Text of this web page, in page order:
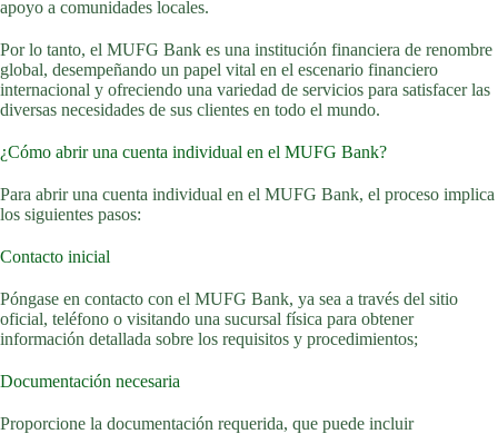
apoyo a comunidades locales.
Por lo tanto, el MUFG Bank es una institución financiera de renombre
global, desempeñando un papel vital en el escenario financiero
internacional y ofreciendo una variedad de servicios para satisfacer las
diversas necesidades de sus clientes en todo el mundo.
¿Cómo abrir una cuenta individual en el MUFG Bank?
Para abrir una cuenta individual en el MUFG Bank, el proceso implica
los siguientes pasos:
Contacto inicial
Póngase en contacto con el MUFG Bank, ya sea a través del sitio
oficial, teléfono o visitando una sucursal física para obtener
información detallada sobre los requisitos y procedimientos;
Documentación necesaria
Proporcione la documentación requerida, que puede incluir